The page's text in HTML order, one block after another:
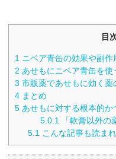
目
1 ニベア青缶の効果や副
2 あせもにニベア青缶を
3 市販薬であせもに効く薬
4 まとめ
5 あせもに対する根本的か
5.0.1
「軟膏以外の
5.1 こんな記事も読ま